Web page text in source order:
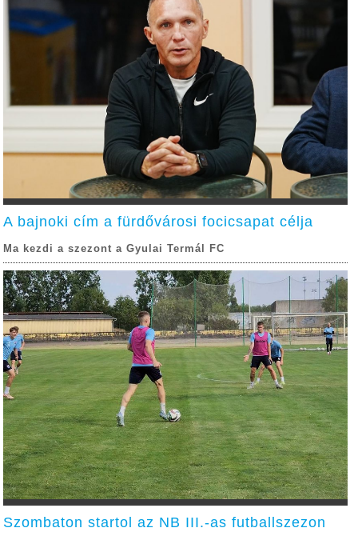
A bajnoki cím a fürdővárosi focicsapat célja
Ma kezdi a szezont a Gyulai Termál FC
Szombaton startol az NB III.-as futballszezon